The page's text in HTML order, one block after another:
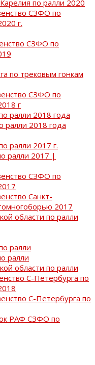
по ралли 2020
СЗФО по
г.
СЗФО по
по трековым гонкам
СЗФО по
г
ралли 2018 года
ралли 2018 года
ралли 2017 г.
ралли 2017 |
СЗФО по
Санкт-
2017
области по ралли
ралли
ралли
области по ралли
С-Петербурга по
С-Петербурга по
РАФ СЗФО по